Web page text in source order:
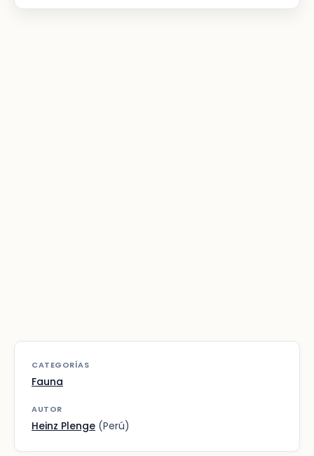
CATEGORÍAS
Fauna
AUTOR
Heinz Plenge (Perú)